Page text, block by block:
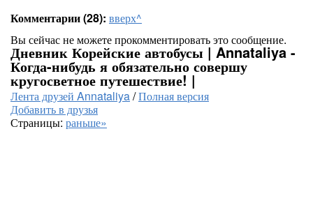
Комментарии (28): вверх^
Вы сейчас не можете прокомментировать это сообщение.
Дневник Корейские автобусы | Annataliya -
Когда-нибудь я обязательно совершу
кругосветное путешествие! |
Лента друзей Annataliya/Полная версия
Добавить в друзья
Страницы: раньше»